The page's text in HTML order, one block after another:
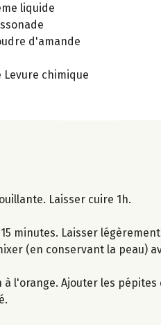
liquide
d'amande
Levure chimique
Laisser cuire 1h.
minutes. Laisser
(en conservant la peau)
l'orange. Ajouter les